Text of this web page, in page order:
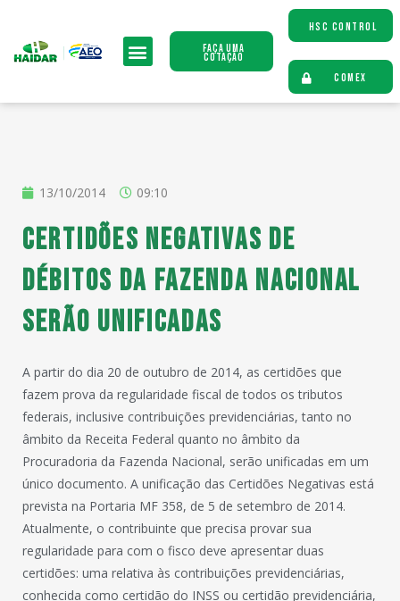
Faça uma
Cotação
HSC CONTROL
COMEX
13/10/2014 09:10
Certidões Negativas de
Débitos da Fazenda Nacional
serão unificadas
A partir do dia 20 de outubro de 2014, as certidões que
fazem prova da regularidade fiscal de todos os tributos
federais, inclusive contribuições previdenciárias, tanto no
âmbito da Receita Federal quanto no âmbito da
Procuradoria da Fazenda Nacional, serão unificadas em um
único documento. A unificação das Certidões Negativas está
prevista na Portaria MF 358, de 5 de setembro de 2014.
Atualmente, o contribuinte que precisa provar sua
regularidade para com o fisco deve apresentar duas
certidões: uma relativa às contribuições previdenciárias,
conhecida como certidão do INSS ou certidão previdenciária,